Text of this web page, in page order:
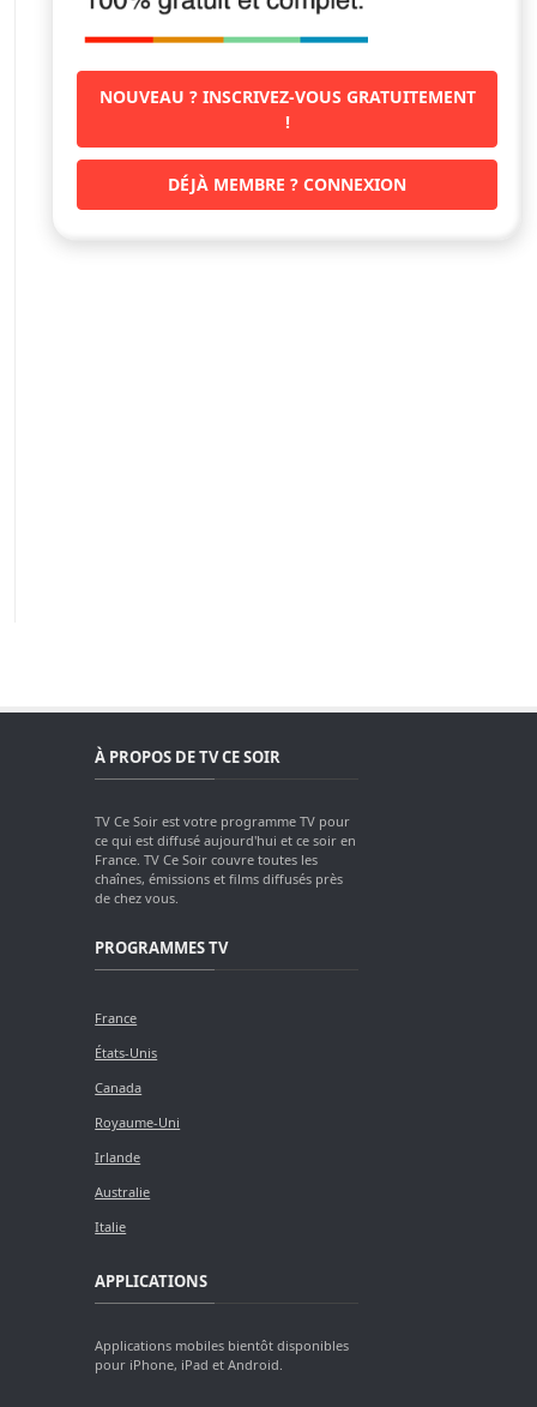
NOUVEAU ? INSCRIVEZ-VOUS GRATUITEMENT
!
DÉJÀ MEMBRE ? CONNEXION
À PROPOS DE TV CE SOIR
TV Ce Soir est votre programme TV pour
ce qui est diffusé aujourd'hui et ce soir en
France. TV Ce Soir couvre toutes les
chaînes, émissions et films diffusés près
de chez vous.
PROGRAMMES TV
France
États-Unis
Canada
Royaume-Uni
Irlande
Australie
Italie
APPLICATIONS
Applications mobiles bientôt disponibles
pour iPhone, iPad et Android.